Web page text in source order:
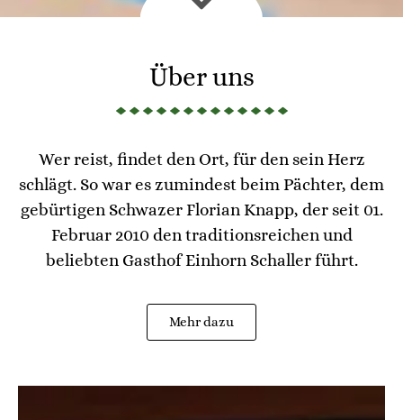
Über uns
Wer reist, findet den Ort, für den sein Herz
schlägt. So war es zumindest beim Pächter, dem
gebürtigen Schwazer Florian Knapp, der seit 01.
Februar 2010 den traditionsreichen und
beliebten Gasthof Einhorn Schaller führt.
Mehr dazu